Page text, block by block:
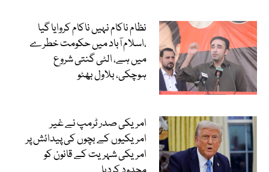
نظام ناکام نہیں ناکام کروایا گیا
،اسلام آباد میں حکومت خطرے
میں ہے، الٹی گنتی شروع
ہوچکی، بلاول بھٹو
امریکی صدر ٹرمپ نے غیر
امریکیوں کے بچوں کی پیدائش پر
امریکی شہریت کے قانون کو